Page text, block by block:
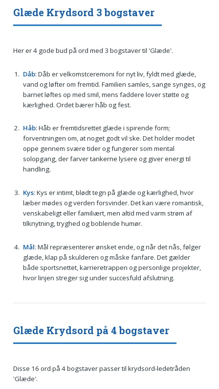
Glæde Krydsord 3 bogstaver
Her er 4 gode bud på ord med 3 bogstaver til 'Glæde'.
Dåb: Dåb er velkomstceremoni for nyt liv, fyldt med glæde,
vand og løfter om fremtid. Familien samles, sange synges, og
barnet løftes op med smil, mens faddere lover støtte og
kærlighed. Ordet bærer håb og fest.
Håb: Håb er fremtidsrettet glæde i spirende form;
forventningen om, at noget godt vil ske. Det holder modet
oppe gennem svære tider og fungerer som mental
solopgang, der farver tankerne lysere og giver energi til
handling.
Kys: Kys er intimt, blødt tegn på glæde og kærlighed, hvor
læber mødes og verden forsvinder. Det kan være romantisk,
venskabeligt eller familiært, men altid med varm strøm af
tilknytning, tryghed og boblende humør.
Mål: Mål repræsenterer ønsket ende, og når det nås, følger
glæde, klap på skulderen og måske fanfare. Det gælder
både sportsnettet, karrieretrappen og personlige projekter,
hvor linjen streger sig under succesfuld afslutning.
Glæde Krydsord på 4 bogstaver
Disse 16 ord på 4 bogstaver passer til krydsord-ledetråden
'Glæde'.